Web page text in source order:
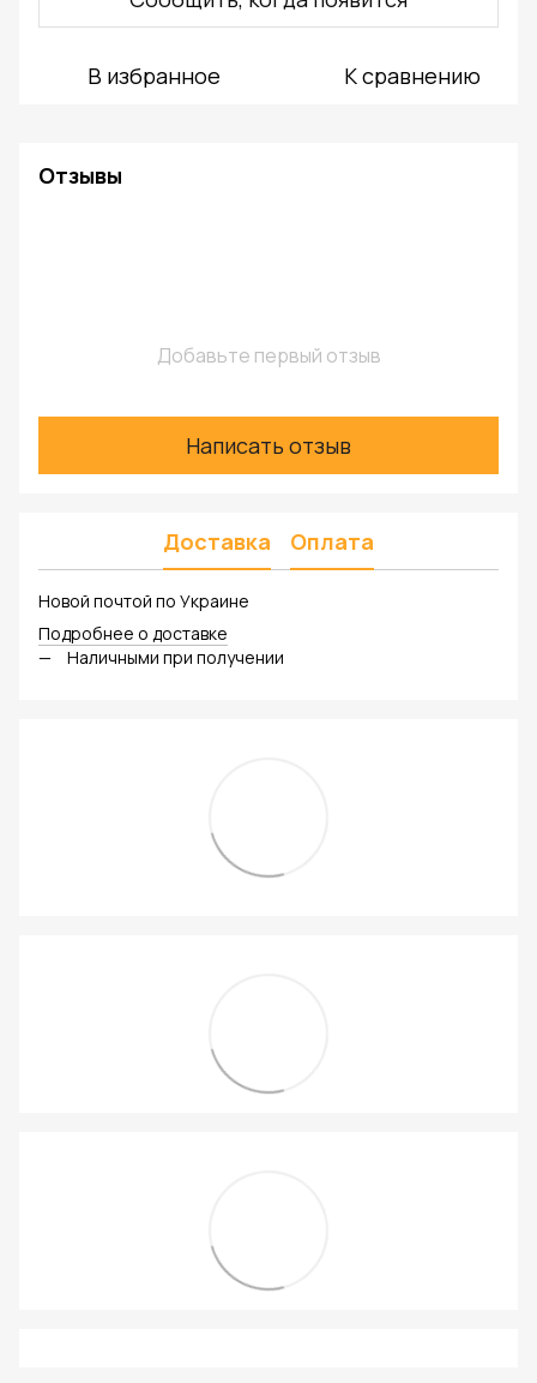
В избранное К сравнению
Отзывы
Добавьте первый отзыв
Написать отзыв
Доставка Оплата
Новой почтой по Украине
Подробнее о доставке
Наличными при получении